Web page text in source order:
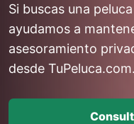
Si buscas una
ayudamos a
asesoramiento
desde TuPeluca.com.